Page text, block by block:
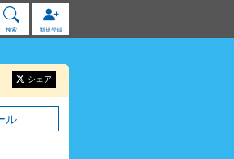
検索 新規登録
シェア
ル